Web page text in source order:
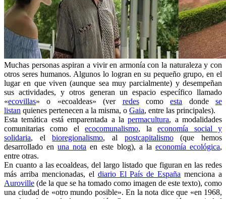
Muchas personas aspiran a vivir en armonía con la naturaleza y con
otros seres humanos. Algunos lo logran en su pequeño grupo, en el
lugar en que viven (aunque sea muy parcialmente) y desempeñan
sus actividades, y otros generan un espacio específico llamado
«ecovillas» o «ecoaldeas» (ver redescomoesta donde se
listan quienes pertenecen a la misma, o Gaia, entre las principales).
Esta temática está emparentada a lapermacultura, a modalidades
comunitarias como elecocomunalismo, laeconomía social y
solidaria, elbioregionalismo, al postcapitalismo(que hemos
desarrollado enuna nota en este blog), a la economía ecológica,
entre otras.
En cuanto a las ecoaldeas, del largo listado que figuran en las redes
más arriba mencionadas, el diario El País de España menciona a
Auroville (de la que se ha tomado como imagen de este texto), como
una ciudad de «otro mundo posible». En la nota dice que «en 1968,